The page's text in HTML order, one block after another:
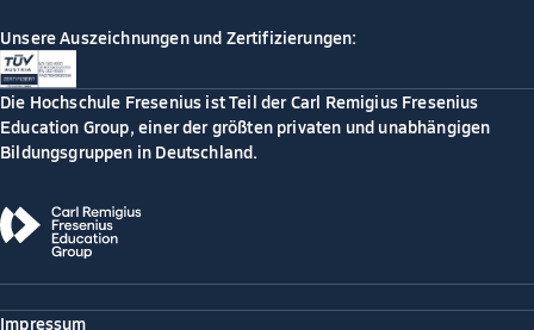
Unsere Auszeichnungen und Zertifizierungen:
Die Hochschule Fresenius ist Teil der Carl Remigius Fresenius
Education Group, einer der größten privaten und unabhängigen
Bildungsgruppen in Deutschland.
Impressum